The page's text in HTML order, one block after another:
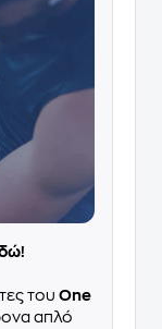
του One
απλό